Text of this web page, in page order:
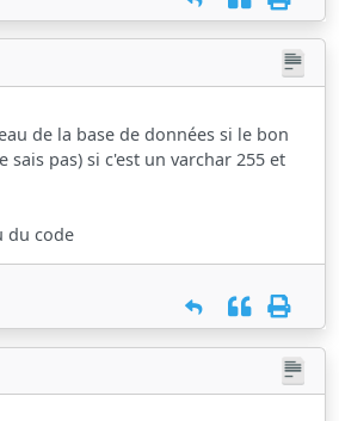
de la base de données si le bon
sais pas) si c'est un varchar 255 et
du code